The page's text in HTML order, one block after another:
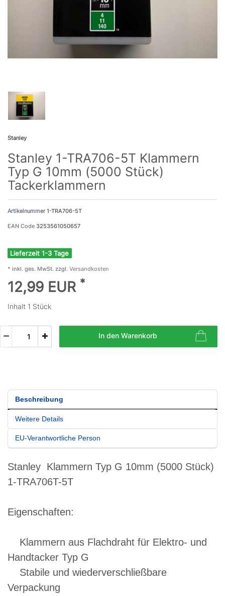
Stanley
Stanley 1-TRA706-5T Klammern
Typ G 10mm (5000 Stück)
Tackerklammern
Artikelnummer1-TRA706-5T
EAN Code 3253561050657
Lieferzeit 1-3 Tage
* inkl. ges. MwSt. zzgl. Versandkosten
12,99 EUR *
Inhalt 1 Stück
In den Warenkorb
Beschreibung
Weitere Details
EU-Verantwortliche Person
Stanley Klammern Typ G 10mm (5000 Stück)
1-TRA706T-5T
Eigenschaften:
Klammern aus Flachdraht für Elektro- und
Handtacker Typ G
Stabile und wiederverschließbare
Verpackung